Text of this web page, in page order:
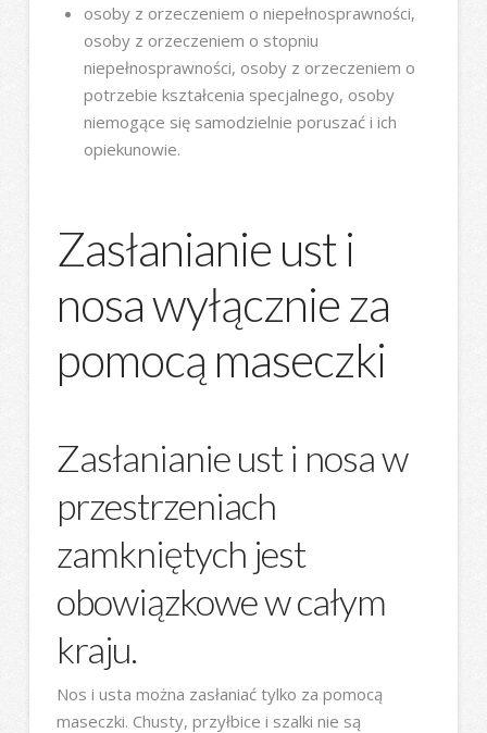
osoby z orzeczeniem o niepełnosprawności,
osoby z orzeczeniem o stopniu
niepełnosprawności, osoby z orzeczeniem o
potrzebie kształcenia specjalnego, osoby
niemogące się samodzielnie poruszać i ich
opiekunowie.
Zasłanianie ust i
nosa wyłącznie za
pomocą maseczki
Zasłanianie ust i nosa w
przestrzeniach
zamkniętych jest
obowiązkowe w całym
kraju.
Nos i usta można zasłaniać tylko za pomocą
maseczki. Chusty, przyłbice i szalki nie są